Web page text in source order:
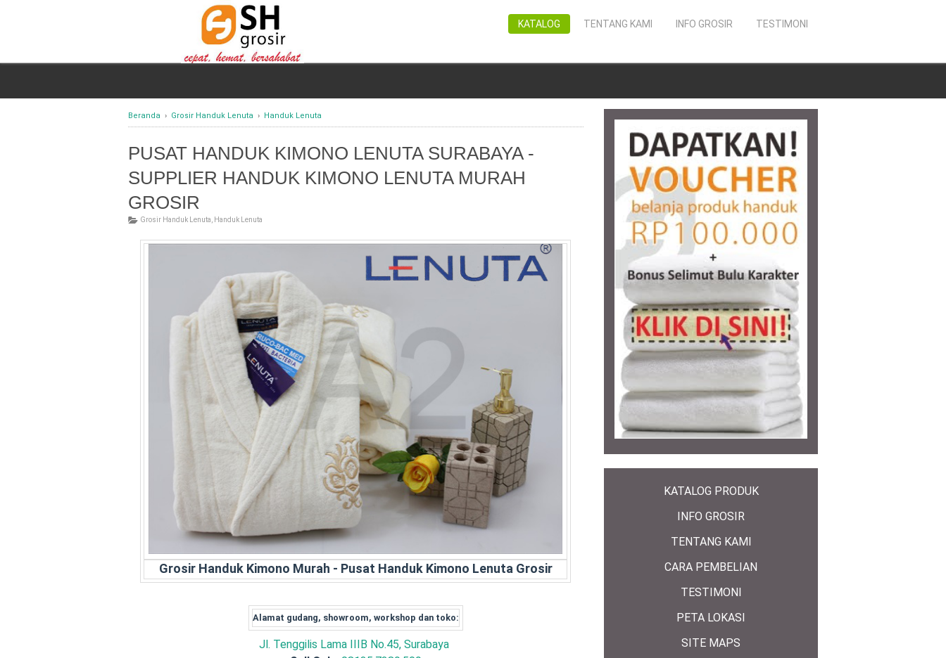
TESTIMONI
INFO GROSIR
TENTANG KAMI
KATALOG
Beranda › Grosir Handuk Lenuta › Handuk Lenuta
PUSAT HANDUK KIMONO LENUTA SURABAYA -
SUPPLIER HANDUK KIMONO LENUTA MURAH
GROSIR
Grosir Handuk Lenuta Handuk Lenuta
Grosir Handuk Kimono Murah - Pusat Handuk Kimono Lenuta Grosir
Alamat gudang, showroom, workshop dan toko:
Jl. Tenggilis Lama IIIB No.45, Surabaya
KATALOG PRODUK
INFO GROSIR
TENTANG KAMI
CARA PEMBELIAN
TESTIMONI
PETA LOKASI
SITE MAPS